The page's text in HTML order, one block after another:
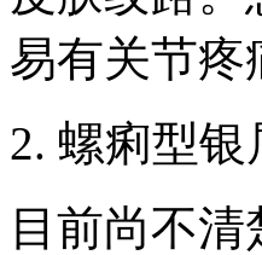
易有关节疼
2. 螺痢型
目前尚不